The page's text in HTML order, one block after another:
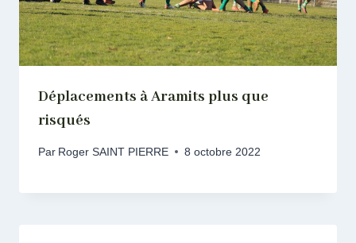
Déplacements à Aramits plus que
risqués
Par Roger SAINT PIERRE 8 octobre 2022